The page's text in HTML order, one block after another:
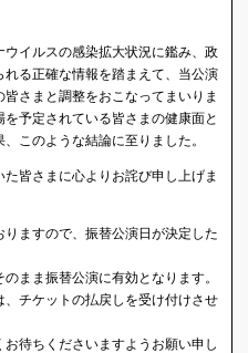
イルスの感染拡大状況に鑑み、政
る正確な情報を踏まえて、当公演
さまと調整をおこなってまいりま
予定されている皆さまの健康面と
このような結論に至りました。
皆さまに心よりお詫び申し上げま
ますので、振替公演日が決定した
まま振替公演に有効となります。
チケットの払戻しを受け付けさせ
待ちくださいますようお願い申し